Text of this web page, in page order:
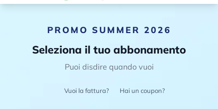
PROMO SUMMER 2026
Seleziona il tuo abbonamento
Puoi disdire quando vuoi
Vuoi la fattura? Hai un coupon?